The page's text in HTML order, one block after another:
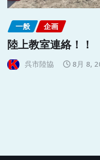
一般 企画
陸上教室連絡！！
呉市陸協 8月 8,